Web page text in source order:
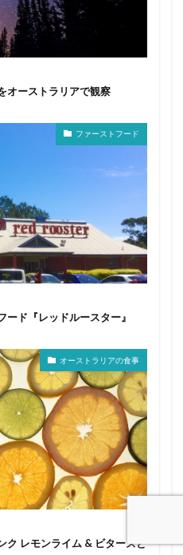
オーストラリアで観察
ファーストフード
ド『レッドルースター』
オーストラリアの食事
ク レモンライム & ビターズと